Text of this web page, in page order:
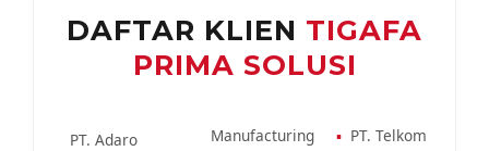
DAFTAR KLIEN TIGAFA
PRIMA SOLUSI
PT. Adaro
Manufacturing
▪ PT. Telkom